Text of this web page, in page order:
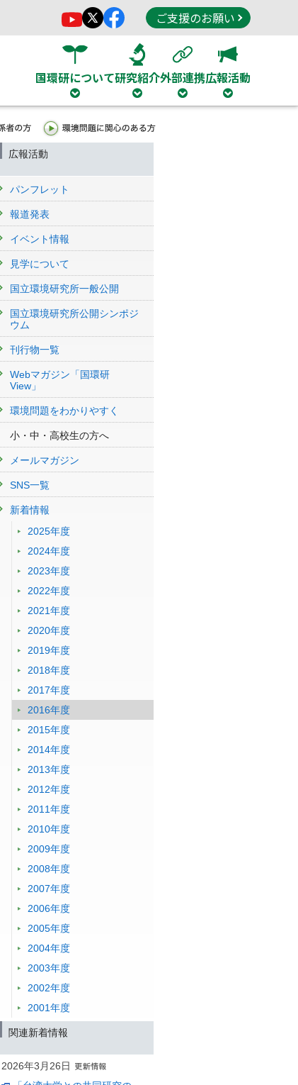
ご支援のお願い
国環研について研究紹介外部連携広報活動
広報活動
パンフレット
報道発表
イベント情報
見学について
国立環境研究所一般公開
国立環境研究所公開シンポジ
ウム
刊行物一覧
Webマガジン「国環研
View」
環境問題をわかりやすく
小・中・高校生の方へ
メールマガジン
SNS一覧
新着情報
2025年度
2024年度
2023年度
2022年度
2021年度
2020年度
2019年度
2018年度
2017年度
2016年度
2015年度
2014年度
2013年度
2012年度
2011年度
2010年度
2009年度
2008年度
2007年度
2006年度
2005年度
2004年度
2003年度
2002年度
2001年度
関連新着情報
2026年3月26日